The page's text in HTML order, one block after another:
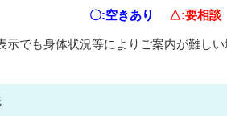
〇:空きあり △:要相談
でも身体状況等によりご案内が難し